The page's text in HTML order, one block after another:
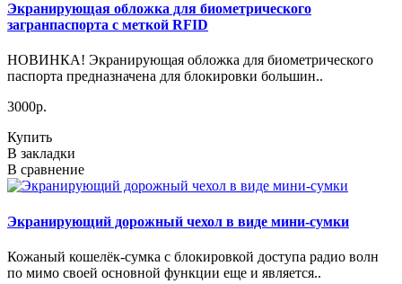
Экранирующая обложка для биометрического
загранпаспорта с меткой RFID
НОВИНКА! Экранирующая обложка для биометрического
паспорта предназначена для блокировки большин..
3000р.
Купить
В закладки
В сравнение
Экранирующий дорожный чехол в виде мини-сумки
Кожаный кошелёк-сумка с блокировкой доступа радио волн
по мимо своей основной функции еще и является..